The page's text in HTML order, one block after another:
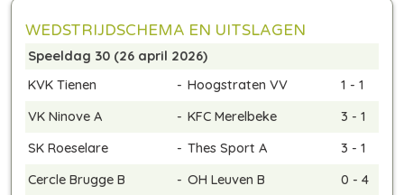
WEDSTRIJDSCHEMA EN UITSLAGEN
Speeldag 30 (26 april 2026)
KVK Tienen
- Hoogstraten VV
1 - 1
VK Ninove A
- KFC Merelbeke
3 - 1
SK Roeselare
- Thes Sport A
3 - 1
Cercle Brugge B
- OH Leuven B
0 - 4